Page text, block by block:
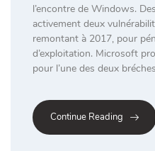
l’encontre de Windows.
activement deux
remontant à 2017, pour
d’exploitation. Microsoft
pour l’une des deux
Continue Reading